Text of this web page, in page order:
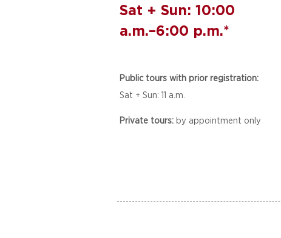
Sat + Sun: 10:00
a.m.–6:00 p.m.*
Public tours with prior registration:
Sat + Sun: 11 a.m.
Private tours: by appointment only